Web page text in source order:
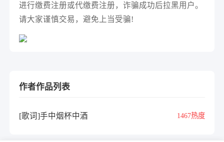
进行缴费注册或代缴费注册，诈骗成功后拉黑用户。
请大家谨慎交易，避免上当受骗!
作者作品列表
[歌词]手中烟杯中酒 1467热度